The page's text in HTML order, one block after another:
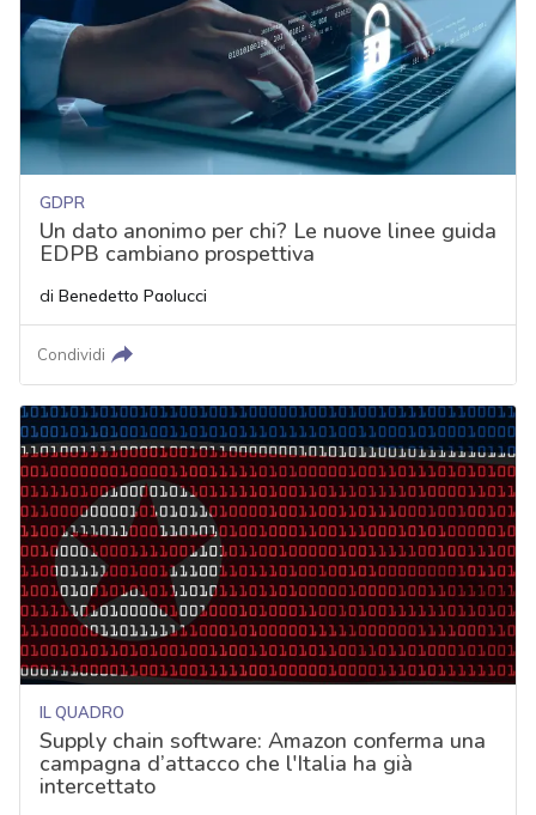
GDPR
Un dato anonimo per chi? Le nuove linee guida
EDPB cambiano prospettiva
di Benedetto Paolucci
Condividi
IL QUADRO
Supply chain software: Amazon conferma una
campagna d’attacco che l'Italia ha già
intercettato